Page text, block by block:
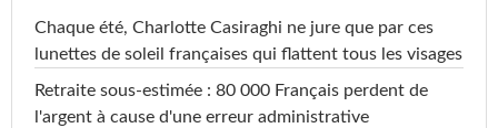
Chaque été, Charlotte Casiraghi ne jure que par ces
lunettes de soleil françaises qui flattent tous les visages
Retraite sous-estimée : 80 000 Français perdent de
l'argent à cause d'une erreur administrative